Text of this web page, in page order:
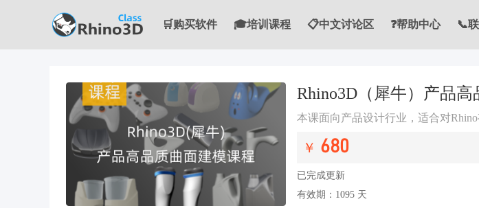
🛒购买软件 🎓培训课程 📋中文讨论区 ❓帮助中心 📞
大专栏
Rhino3D（犀牛）产品高
￥ 680
已完成更新
有效期 ：1095 天